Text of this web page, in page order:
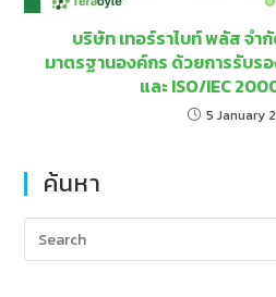
บริษัท เทอร์ราไบท์ พลัส จำ
มาตรฐานองค์กร ด้วยการรับรอ
และ ISO/IEC
5 January
ค้นหา